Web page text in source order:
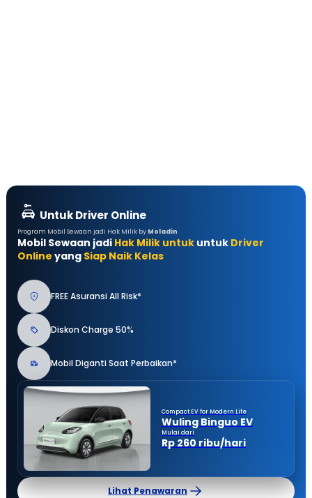
Untuk Driver Online
Program Mobil Sewaan jadi Hak Milik by Moladin
Mobil Sewaan jadi Hak Milik untuk untuk Driver
Online yang Siap Naik Kelas
FREE Asuransi All Risk*
Diskon Charge 50%
Mobil Diganti Saat Perbaikan*
Compact EV for Modern Life
Wuling Binguo EV
Mulai dari
Rp 260 ribu/hari
Lihat Penawaran